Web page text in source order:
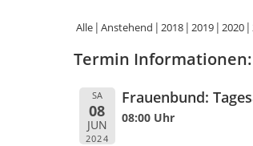
Alle Anstehend 2018 2019 2020
Termin Informationen:
SA
08
JUN
2024
Frauenbund:
08:00 Uhr